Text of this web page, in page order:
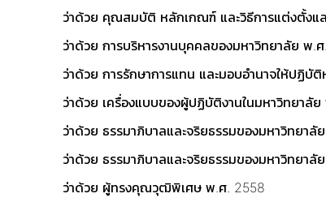
ว่าด้วย คุณสมบัติ หลักเกณฑ์ และวิธีการแต่งตั้งแ
ว่าด้วย การบริหารงานบุคคลของมหาวิทยาลัย พ.
ว่าด้วย การรักษาการแทน และมอบอำนาจให้ปฏิบั
ว่าด้วย เครื่องแบบของผู้ปฏิบัติงานในมหาวิทยาลั
ว่าด้วย ธรรมาภิบาลและจริยธรรมของมหาวิทยา
ว่าด้วย ธรรมาภิบาลและจริยธรรมของมหาวิทยา
ว่าด้วย ผู้ทรงคุณวุฒิพิเศษ พ.ศ. 2558